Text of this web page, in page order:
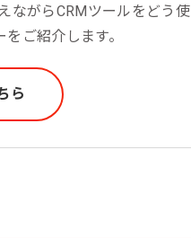
ながらCRMツールをどう使
ご紹介します。
ら